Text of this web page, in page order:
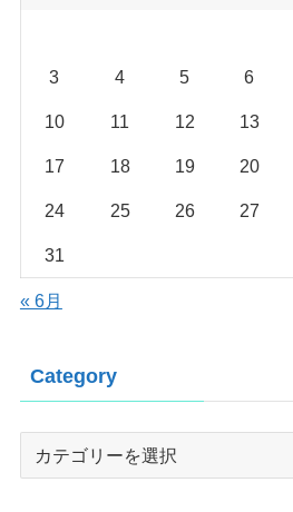
3 4 5 6
10 11 12 13
17 18 19 20
24 25 26 27
31
« 6月
Category
Category